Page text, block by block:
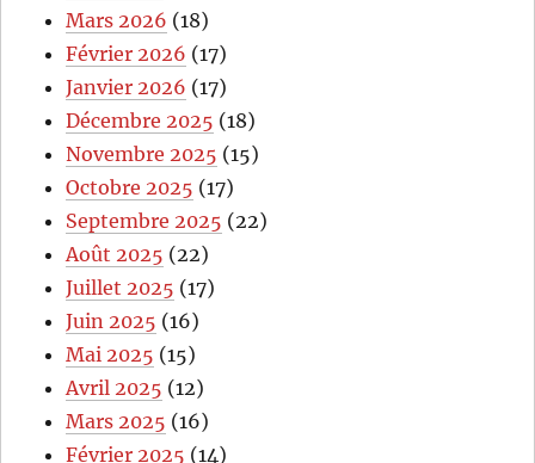
Mars 2026 (18)
Février 2026 (17)
Janvier 2026 (17)
Décembre 2025 (18)
Novembre 2025 (15)
Octobre 2025 (17)
Septembre 2025 (22)
Août 2025 (22)
Juillet 2025 (17)
Juin 2025 (16)
Mai 2025 (15)
Avril 2025 (12)
Mars 2025 (16)
Février 2025 (14)